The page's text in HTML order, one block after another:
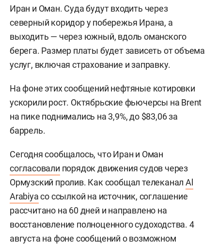
Иран и Оман. Суда будут входить через
северный коридор у побережья Ирана, а
выходить — через южный, вдоль оманского
берега. Размер платы будет зависеть от объема
услуг, включая страхование и заправку.
На фоне этих сообщений нефтяные котировки
ускорили рост. Октябрьские фьючерсы на Brent
на пике поднимались на 3,9%, до $83,06 за
баррель.
Сегодня сообщалось, что Иран и Оман
согласовали порядок движения судов через
Ормузский пролив. Как сообщал телеканал Al
Arabiyaсо ссылкой на источник, соглашение
рассчитано на 60 дней и направлено на
восстановление полноценного судоходства. 4
августа на фоне сообщений о возможном